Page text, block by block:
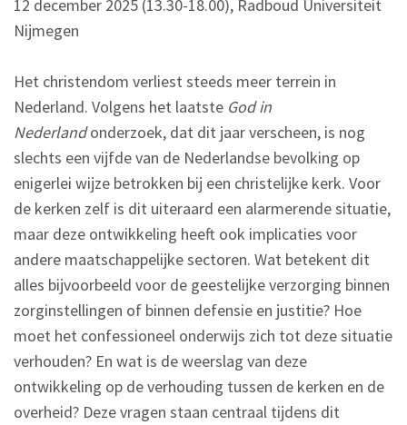
12 december 2025 (13.30-18.00), Radboud Universiteit
Nijmegen
Het christendom verliest steeds meer terrein in
Nederland. Volgens het laatste God in
Nederlandonderzoek, dat dit jaar verscheen, is nog
slechts een vijfde van de Nederlandse bevolking op
enigerlei wijze betrokken bij een christelijke kerk. Voor
de kerken zelf is dit uiteraard een alarmerende situatie,
maar deze ontwikkeling heeft ook implicaties voor
andere maatschappelijke sectoren. Wat betekent dit
alles bijvoorbeeld voor de geestelijke verzorging binnen
zorginstellingen of binnen defensie en justitie? Hoe
moet het confessioneel onderwijs zich tot deze situatie
verhouden? En wat is de weerslag van deze
ontwikkeling op de verhouding tussen de kerken en de
overheid? Deze vragen staan centraal tijdens dit